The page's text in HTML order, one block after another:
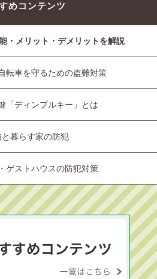
めコンテンツ
・メリット・デメリットを解説
転車を守るための盗難対策
「ディンプルキー」とは
暮らす家の防犯
ゲストハウスの防犯対策